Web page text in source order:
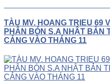
TÀU MV. HOANG TRIEU 69
PHÂN BÓN S.A NHẬT BẢN
CẢNG VÀO THÁNG 11